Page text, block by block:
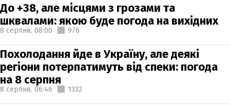
До +38, але місцями з грозами та
шквалами: якою буде погода на вихідних
8 серпня, 08:00 976
Похолодання йде в Україну, але деякі
регіони потерпатимуть від спеки: погода
на 8 серпня
8 серпня, 06:46 1332